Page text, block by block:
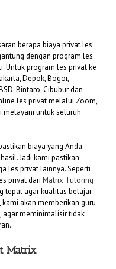
berapa biaya privat les
dengan program les
Untuk program les privat ke
Depok, Bogor,
Bintaro, Cibubur dan
les privat melalui Zoom,
melayani untuk seluruh
biaya yang Anda
Jadi kami pastikan
les privat lainnya. Seperti
privat dari Matrix Tutoring
tepat agar kualitas belajar
akan memberikan guru
agar meminimalisir tidak
Matrix